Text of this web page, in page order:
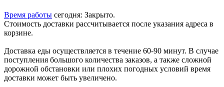
Время работы сегодня: Закрыто.
Стоимость доставки рассчитывается после указания адреса в
корзине.
Доставка еды осуществляется в течение 60-90 минут. В случае
поступления большого количества заказов, а также сложной
дорожной обстановки или плохих погодных условий время
доставки может быть увеличено.